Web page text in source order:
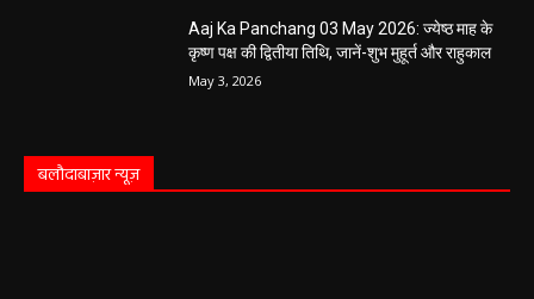
Aaj Ka Panchang 03 May 2026: ज्येष्ठ माह के
कृष्ण पक्ष की द्वितीया तिथि, जानें-शुभ मुहूर्त और राहुकाल
May 3, 2026
बलौदाबाज़ार न्यूज़